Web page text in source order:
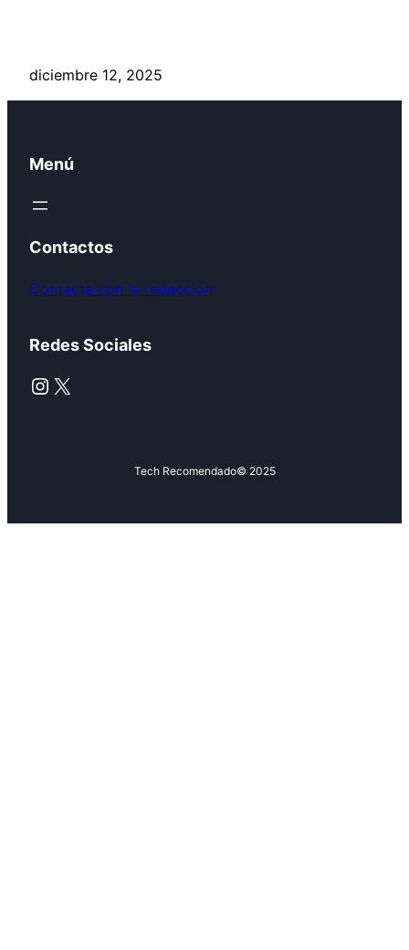
diciembre 12, 2025
Menú
Contactos
Contacta con la redacción
Redes Sociales
Instagram X
Tech Recomendado© 2025